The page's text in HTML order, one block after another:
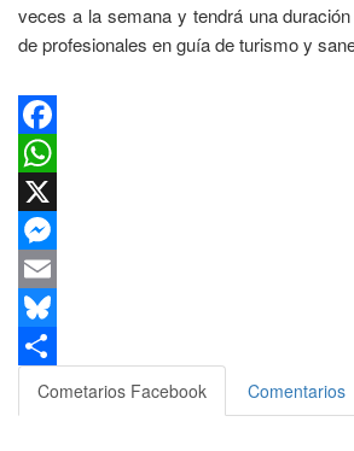
veces a la semana y tendrá una
de profesionales en guía de turismo y
Facebook
WhatsApp
X
Messenger
Email
Bluesky
Compartir
Cometarios Facebook Comentarios